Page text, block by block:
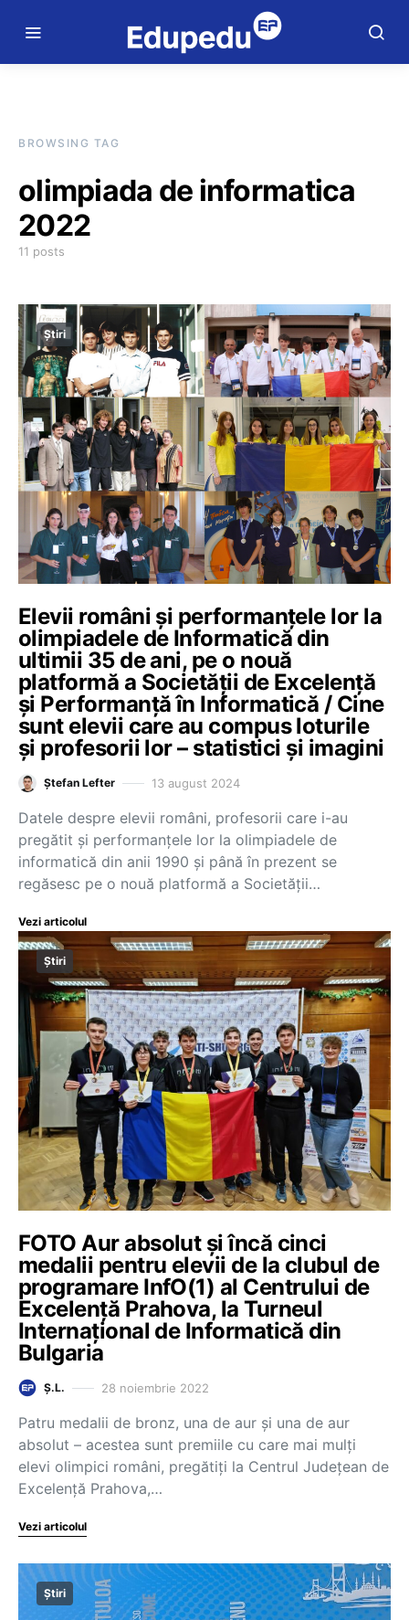
BROWSING TAG
olimpiada de informatica
2022
11 posts
Știri
Elevii români și performanțele lor la
olimpiadele de Informatică din
ultimii 35 de ani, pe o nouă
platformă a Societății de Excelență
și Performanță în Informatică / Cine
sunt elevii care au compus loturile
și profesorii lor – statistici și imagini
Ștefan Lefter 13 august 2024
Datele despre elevii români, profesorii care i-au
pregătit și performanțele lor la olimpiadele de
informatică din anii 1990 și până în prezent se
regăsesc pe o nouă platformă a Societății…
Vezi articolul
Știri
FOTO Aur absolut și încă cinci
medalii pentru elevii de la clubul de
programare InfO(1) al Centrului de
Excelență Prahova, la Turneul
Internațional de Informatică din
Bulgaria
Ș.L. 28 noiembrie 2022
Patru medalii de bronz, una de aur și una de aur
absolut – acestea sunt premiile cu care mai mulți
elevi olimpici români, pregătiți la Centrul Județean de
Excelență Prahova,…
Vezi articolul
Știri